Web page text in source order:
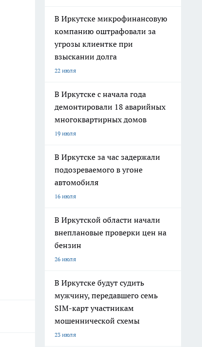
В Иркутске микрофинансовую
компанию оштрафовали за
угрозы клиентке при
взыскании долга
22 июля
В Иркутске с начала года
демонтировали 18 аварийных
многоквартирных домов
19 июля
В Иркутске за час задержали
подозреваемого в угоне
автомобиля
16 июля
В Иркутской области начали
внеплановые проверки цен на
бензин
26 июля
В Иркутске будут судить
мужчину, передавшего семь
SIM-карт участникам
мошеннической схемы
23 июля